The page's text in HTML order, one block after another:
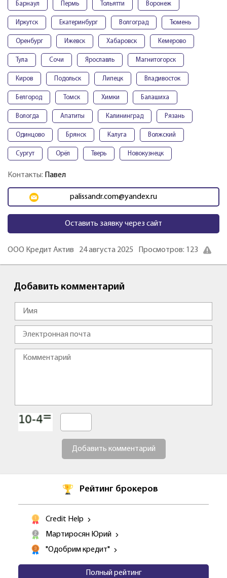
Барнаул Пермь Тольятти Воронеж
Иркутск Екатеринбург Волгоград Тюмень
Оренбург Ижевск Хабаровск Кемерово
Тула Сочи Ярославль Магнитогорск
Киров Подольск Липецк Владивосток
Белгород Томск Химки Балашиха
Вологда Апатиты Калининград Рязань
Одинцово Брянск Калуга Волжский
Сургут Орёл Тверь Новокузнецк
Контакты: Павел
palissandr.com@yandex.ru
Оставить заявку через сайт
ООО Кредит Актив 24 августа 2025 Просмотров: 123
Добавить комментарий
Добавить комментарий
Рейтинг брокеров
Credit Help
Мартиросян Юрий
"Одобрим кредит"
Полный рейтинг